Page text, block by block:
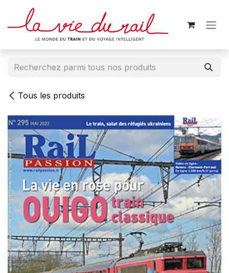
Se rendre au contenu
Tous les produits